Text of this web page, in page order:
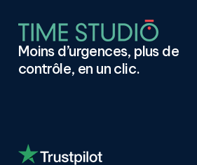
Moins d’urgences, plus de
contrôle, en un clic.